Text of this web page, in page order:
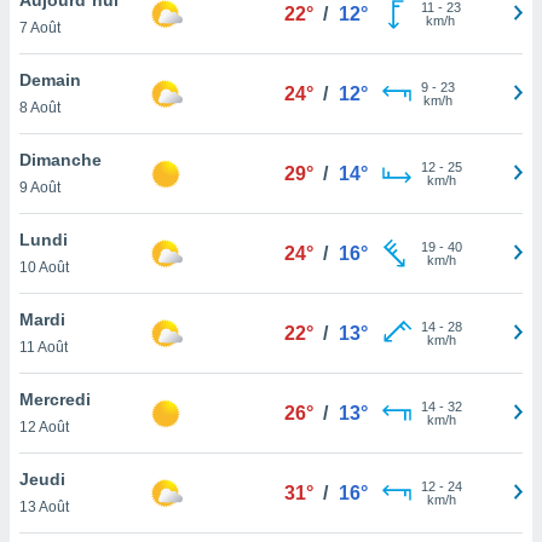
et
»,
au
vous
qu'ils
ou
le
ainsi
un
la
du
7 Août
22° / 12° 11 - 23
km/h
Demain
8 Août
24° / 12° 9- 23
km/h
Dimanche
9 Août
29° / 14° 12- 25
km/h
Lundi
10 Août
24° / 16° 19- 40
km/h
Mardi
11 Août
22° / 13° 14- 28
km/h
Mercredi
12 Août
26° / 13° 14- 32
km/h
Jeudi
13 Août
31° / 16° 12- 24
km/h